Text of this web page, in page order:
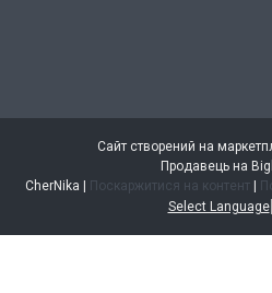
Сайт створений на
Продавець на
Поскаржитися на контент
Select Language